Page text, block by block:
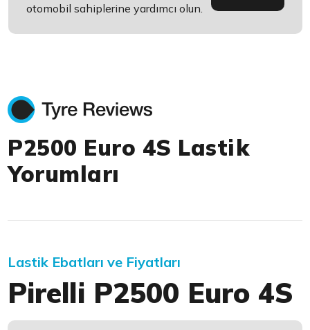
otomobil sahiplerine yardımcı olun.
P2500 Euro 4S Lastik
Yorumları
Lastik Ebatları ve Fiyatları
Pirelli P2500 Euro 4S